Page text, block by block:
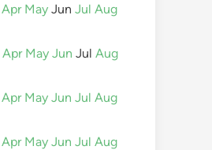
Apr May Jun Jul Aug
Apr May Jun Jul Aug
Apr May Jun Jul Aug
Apr May Jun Jul Aug